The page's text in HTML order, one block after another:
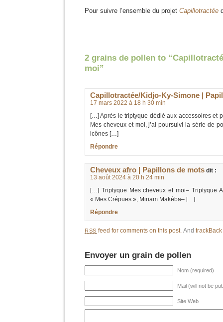
Pour suivre l’ensemble du projet Capillotractée
2 grains de pollen to
moi”
Capillotractée/Kidjo-Ky-Simone |
17 mars 2022 à 18 h 30 min
[…] Après le triptyque dédié aux accessoires et
Mes cheveux et moi, j’ai poursuivi la série de
icônes […]
Répondre
Cheveux afro | Papillons de mots dit :
13 août 2024 à 20 h 24 min
[…] Triptyque Mes cheveux et moi– Triptyque
« Mes Crépues », Miriam Makéba– […]
Répondre
RSS feed for comments on this post. And
Envoyer un grain de pollen
Nom (required)
Mail (will not be
Site Web